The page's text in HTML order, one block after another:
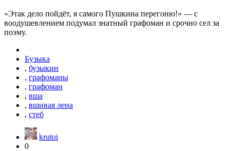
«Этак дело пойдёт, я самого Пушкина перегоню!» — с
воодушевлением подумал знатный графоман и срочно сел за
поэму.
Бузыка
, бузыкин
, графоманы
, графоман
, вша
, вшивая лена
, стеб
krutoi
0